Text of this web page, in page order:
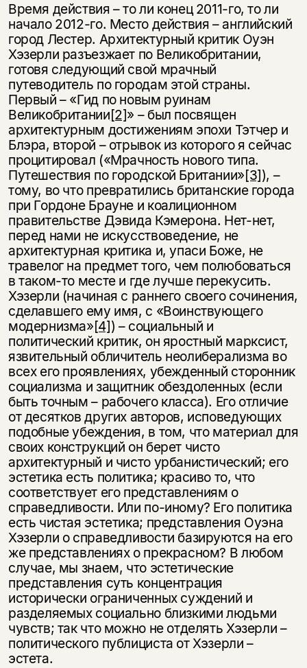
Время действия – то ли конец 2011-го, то ли
начало 2012-го. Место действия – английский
город Лестер. Архитектурный критик Оуэн
Хэзерли разъезжает по Великобритании,
готовя следующий свой мрачный
путеводитель по городам этой страны.
Первый – «Гид по новым руинам
Великобритании[2]» – был посвящен
архитектурным достижениям эпохи Тэтчер и
Блэра, второй – отрывок из которого я сейчас
процитировал («Мрачность нового типа.
Путешествия по городской Британии»[3]), –
тому, во что превратились британские города
при Гордоне Брауне и коалиционном
правительстве Дэвида Кэмерона. Нет-нет,
перед нами не искусствоведение, не
архитектурная критика и, упаси Боже, не
травелог на предмет того, чем полюбоваться
в таком-то месте и где лучше перекусить.
Хэзерли (начиная с раннего своего сочинения,
сделавшего ему имя, с «Воинствующего
модернизма»[4]) – социальный и
политический критик, он яростный марксист,
язвительный обличитель неолиберализма во
всех его проявлениях, убежденный сторонник
социализма и защитник обездоленных (если
быть точным – рабочего класса). Его отличие
от десятков других авторов, исповедующих
подобные убеждения, в том, что материал для
своих конструкций он берет чисто
архитектурный и чисто урбанистический; его
эстетика есть политика; красиво то, что
соответствует его представлениям о
справедливости. Или по-иному? Его политика
есть чистая эстетика; представления Оуэна
Хэзерли о справедливости базируются на его
же представлениях о прекрасном? В любом
случае, мы знаем, что эстетические
представления суть концентрация
исторически ограниченных суждений и
разделяемых социально близкими людьми
чувств; так что можно не отделять Хэзерли –
политического публициста от Хэзерли –
эстета.